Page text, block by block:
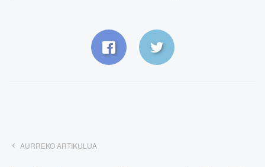
AURREKO ARTIKULUA